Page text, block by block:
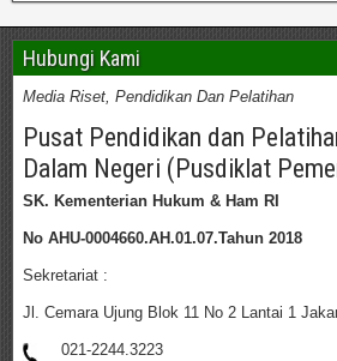
Hubungi Kami
Media Riset, Pendidikan Dan Pelatihan
Pusat Pendidikan dan
Dalam Negeri (Pusdiklat
SK. Kementerian Hukum & Ham RI
No AHU-0004660.AH.01.07.Tahun 2018
Sekretariat :
Jl. Cemara Ujung Blok 11 No 2 Lantai 1
021-2244.3223